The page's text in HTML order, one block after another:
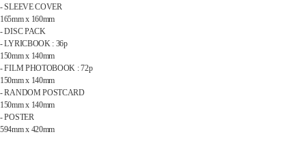
- SLEEVE COVER
165mm x 160mm
- DISC PACK
- LYRICBOOK : 36p
150mm x 140mm
- FILM PHOTOBOOK : 72p
150mm x 140mm
- RANDOM POSTCARD
150mm x 140mm
- POSTER
594mm x 420mm